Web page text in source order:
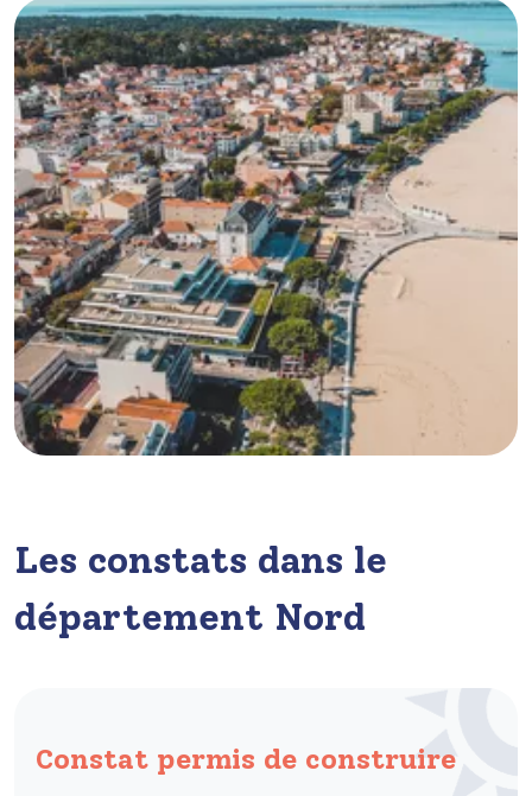
Les constats dans le
département Nord
Constat permis de construire